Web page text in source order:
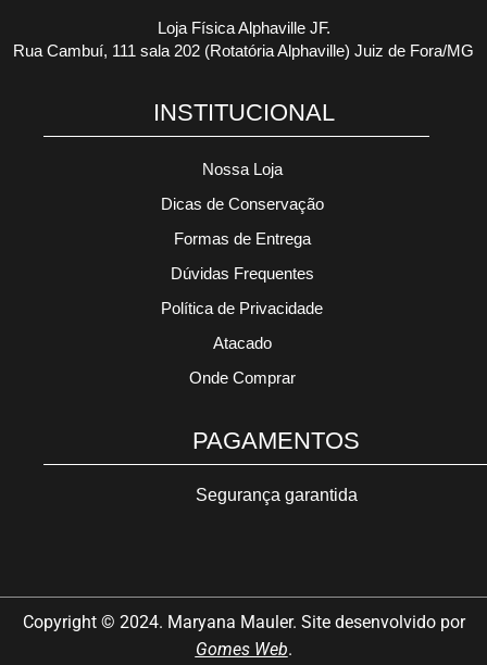
Loja Física Alphaville JF.
Rua Cambuí, 111 sala 202 (Rotatória Alphaville) Juiz de Fora/MG
INSTITUCIONAL
Nossa Loja
Dicas de Conservação
Formas de Entrega
Dúvidas Frequentes
Política de Privacidade
Atacado
Onde Comprar
PAGAMENTOS
Segurança garantida
Copyright © 2024. Maryana Mauler. Site desenvolvido por
Gomes Web.